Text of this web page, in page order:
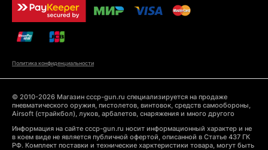
Политика конфиденциальности
© 2010-2026 Магазин cccp-gun.ru специализируется на продаже
пневматического оружия, пистолетов, винтовок, средств самообороны,
Airsoft (страйкбол), луков, арбалетов, снаряжения и много другого
Информация на сайте cccp-gun.ru носит информационный характер и не
в коем виде не является публичной офертой, описанной в Статье 437 ГК
РФ. Комплект поставки и технические харктеристики товара, могут быть